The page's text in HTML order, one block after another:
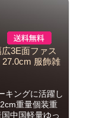
3E面ファス
服飾雑
キングに活躍し
重量個装重
中国軽量ゆっ